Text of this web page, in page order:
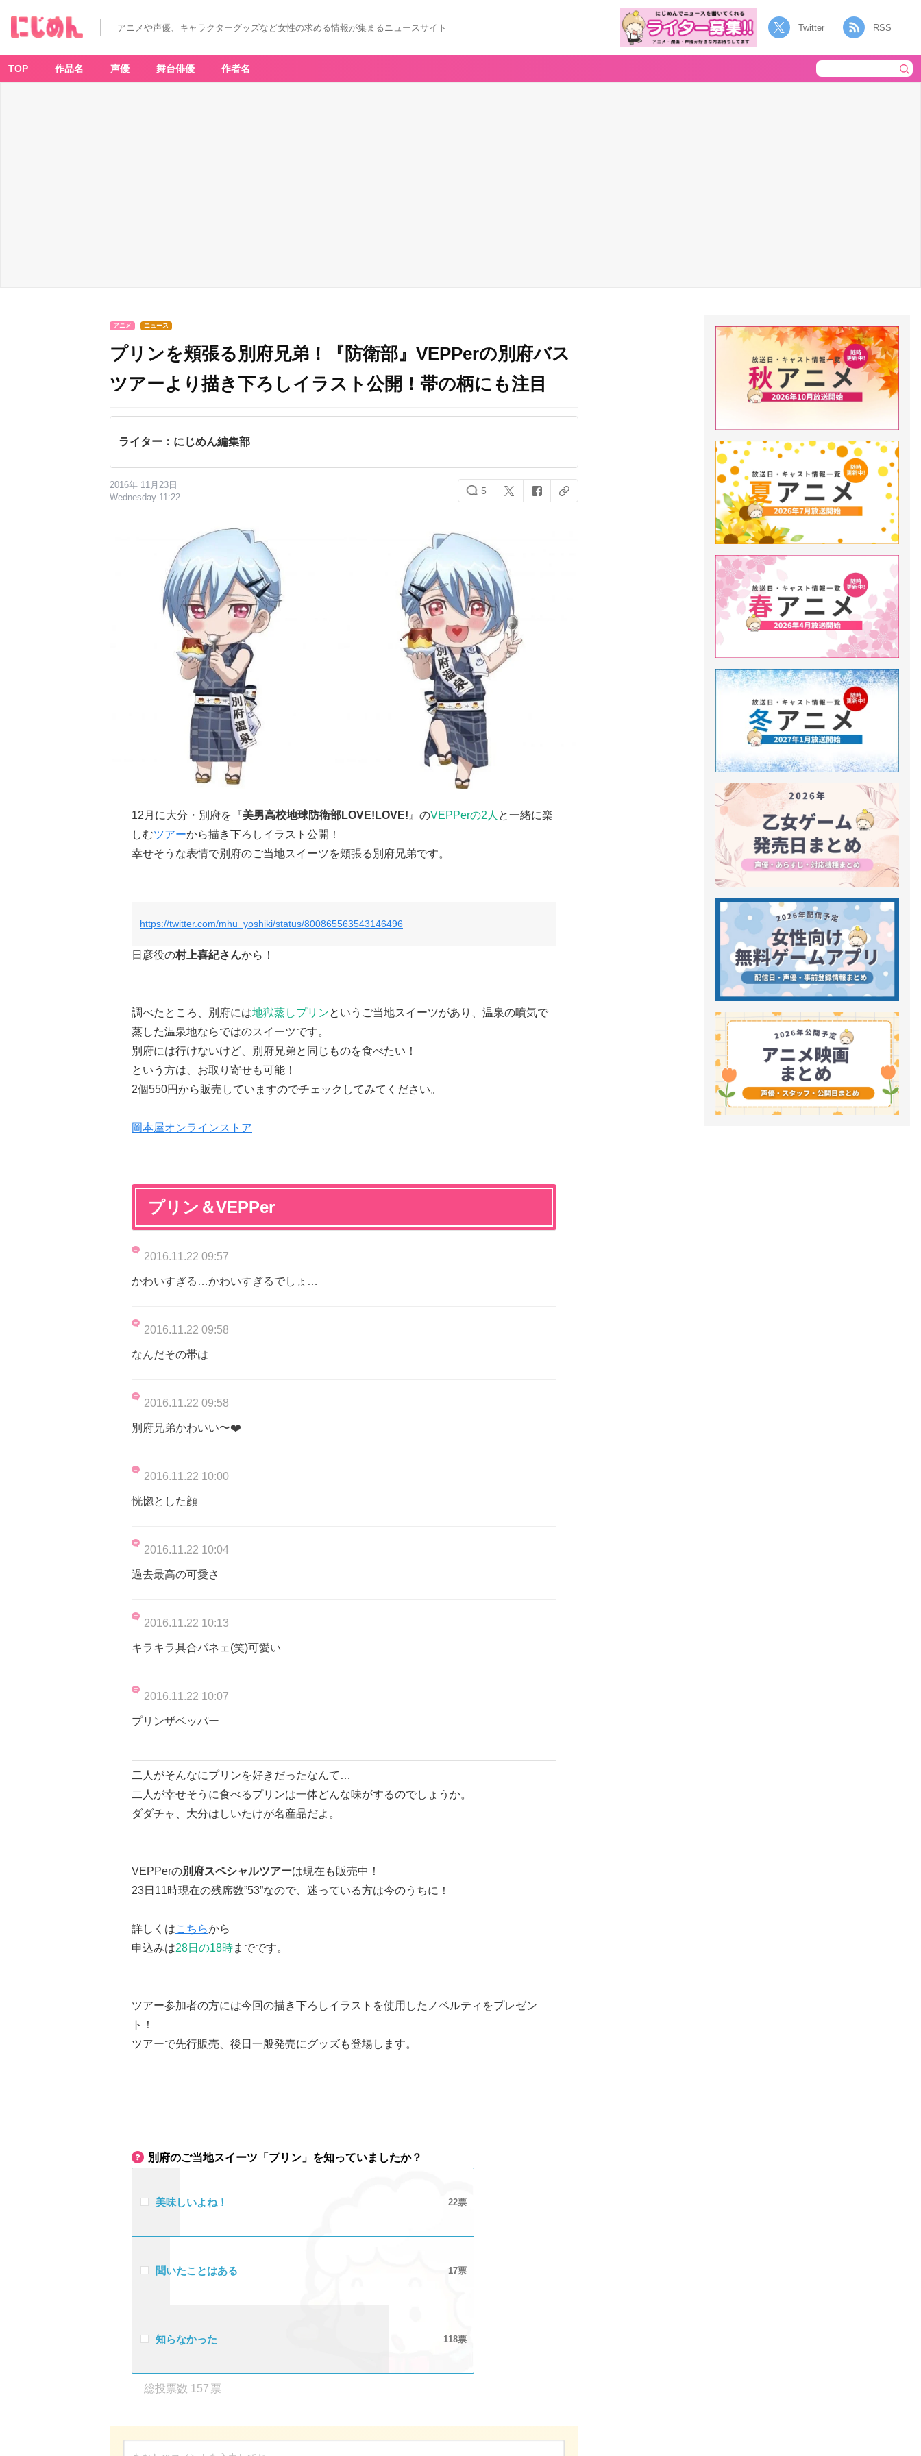
アニメや声優、キャラクターグッズなど女性の求める情報が集まるニュースサイト Twitter RSS
TOP 作品名 声優 舞台俳優 作者名
アニメ ニュース
プリンを頬張る別府兄弟！『防衛部』VEPPerの別府バス
ツアーより描き下ろしイラスト公開！帯の柄にも注目
ライター：にじめん編集部
2016年 11月23日
Wednesday 11:22
5
12月に大分・別府を『美男高校地球防衛部LOVE!LOVE! 』のVEPPerの2人 と一緒に楽
しむツアーから描き下ろしイラスト公開！
幸せそうな表情で別府のご当地スイーツを頬張る別府兄弟です。
https://twitter.com/mhu_yoshiki/status/800865563543146496
日彦役の村上喜紀さんから！
調べたところ、別府には地獄蒸しプリンというご当地スイーツがあり、温泉の噴気で
蒸した温泉地ならではのスイーツです。
別府には行けないけど、別府兄弟と同じものを食べたい！
という方は、お取り寄せも可能！
2個550円から販売していますのでチェックしてみてください。
岡本屋オンラインストア
プリン＆VEPPer
2016.11.22 09:57
かわいすぎる…かわいすぎるでしょ…
2016.11.22 09:58
なんだその帯は
2016.11.22 09:58
別府兄弟かわいい〜❤️
2016.11.22 10:00
恍惚とした顔
2016.11.22 10:04
過去最高の可愛さ
2016.11.22 10:13
キラキラ具合パネェ(笑)可愛い
2016.11.22 10:07
プリンザベッパー
二人がそんなにプリンを好きだったなんて…
二人が幸せそうに食べるプリンは一体どんな味がするのでしょうか。
ダダチャ、大分はしいたけが名産品だよ。
VEPPerの別府スペシャルツアーは現在も販売中！
23日11時現在の残席数”53”なので、迷っている方は今のうちに！
詳しくはこちらから
申込みは28日の18時までです。
ツアー参加者の方には今回の描き下ろしイラストを使用したノベルティをプレゼン
ト！
ツアーで先行販売、後日一般発売にグッズも登場します。
別府のご当地スイーツ「プリン」を知っていましたか？
美味しいよね！ 22
聞いたことはある 17
知らなかった 118
157